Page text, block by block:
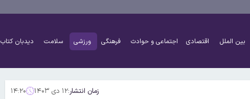
بین الملل اقتصادی اجتماعی و حوادث فرهنگی ورزشی سلامت دیدبان کتاب
زمان انتشار:۱۲ دی ۱۴۰۳ ۱۴:۲۰